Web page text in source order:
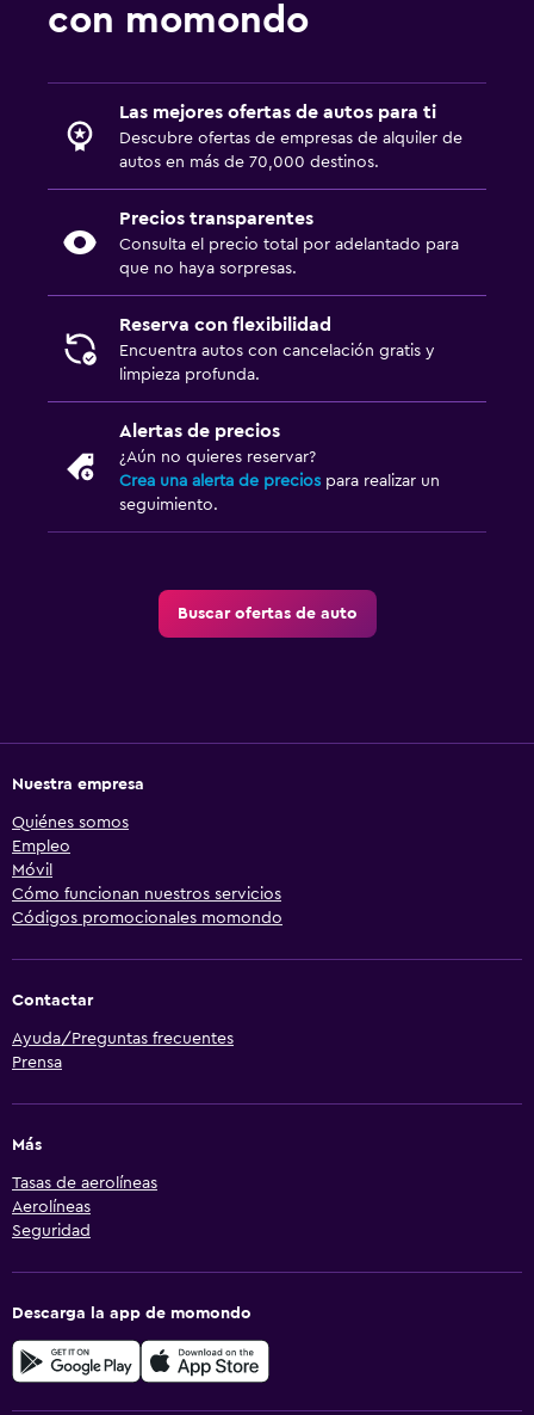
con momondo
Las mejores ofertas de autos para ti
Descubre ofertas de empresas de alquiler de
autos en más de 70,000 destinos.
Precios transparentes
Consulta el precio total por adelantado para
que no haya sorpresas.
Reserva con flexibilidad
Encuentra autos con cancelación gratis y
limpieza profunda.
Alertas de precios
¿Aún no quieres reservar?
Crea una alerta de precios para realizar un
seguimiento.
Buscar ofertas de auto
Nuestra empresa
Quiénes somos
Empleo
Móvil
Cómo funcionan nuestros servicios
Códigos promocionales momondo
Contactar
Ayuda/Preguntas frecuentes
Prensa
Más
Tasas de aerolíneas
Aerolíneas
Seguridad
Descarga la app de momondo